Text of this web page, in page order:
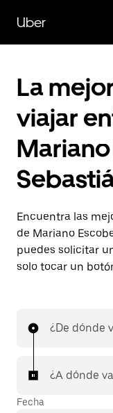
contenido
principal
Uber
La
viajar
Encuentra las
de Mariano
puedes solicitar
solo tocar un
¿De dónde
¿A dónde
Fecha